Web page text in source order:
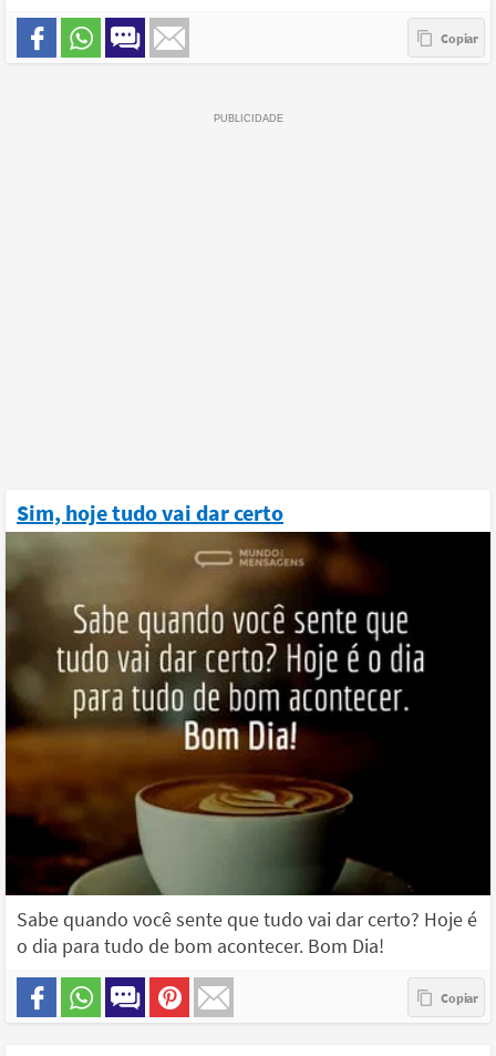
Sim, hoje tudo vai dar certo
Sabe quando você sente que tudo vai dar certo? Hoje é
o dia para tudo de bom acontecer. Bom Dia!